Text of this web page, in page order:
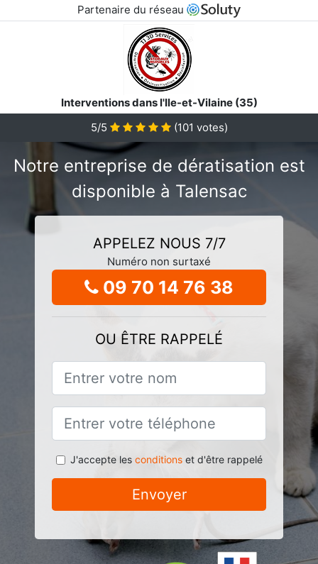
Partenaire du réseau
Interventions dans l'Ile-et-Vilaine (35)
5/5
(101 votes)
Notre entreprise de dératisation est
disponible à Talensac
APPELEZ NOUS 7/7
Numéro non surtaxé
09 70 14 76 38
OU ÊTRE RAPPELÉ
J'accepte les conditionset d'être rappelé
Envoyer